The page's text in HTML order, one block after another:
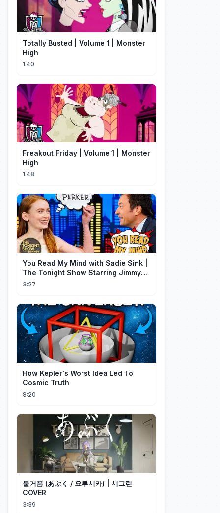
Totally Busted | Volume 1 | Monster
High
1:40
Freakout Friday | Volume 1 | Monster
High
1:48
You Read My Mind with Sadie Sink |
The Tonight Show Starring Jimmy
Fallon
3:27
How Kepler's Worst Idea Led To
Cosmic Truth
8:20
물거품 (あぶく / 요루시카) | 시그린
COVER
3:39